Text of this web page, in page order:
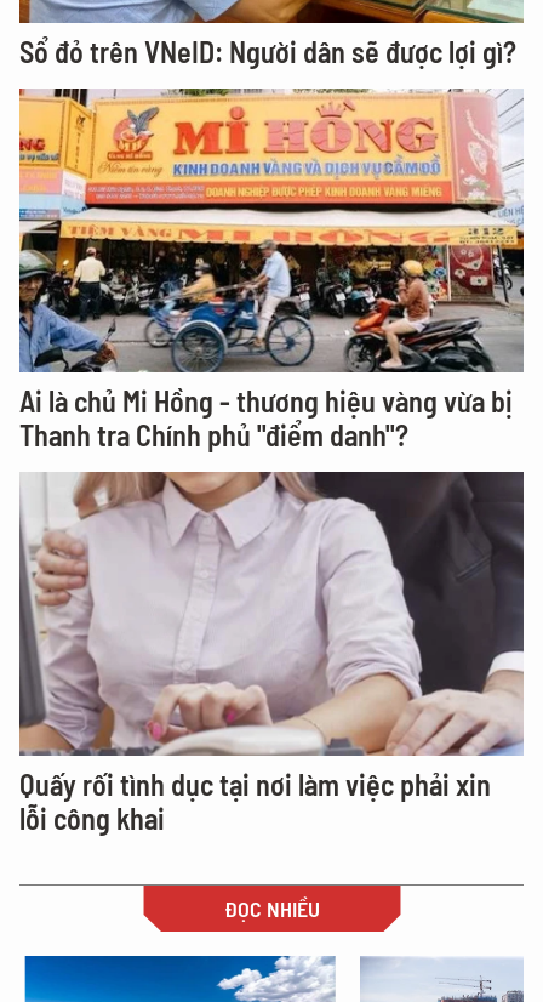
Sổ đỏ trên VNeID: Người dân sẽ được lợi gì?
Ai là chủ Mi Hồng - thương hiệu vàng vừa bị
Thanh tra Chính phủ "điểm danh"?
Quấy rối tình dục tại nơi làm việc phải xin
lỗi công khai
ĐỌC NHIỀU